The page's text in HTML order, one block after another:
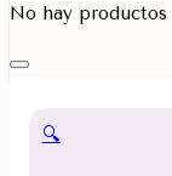
No hay
🔍